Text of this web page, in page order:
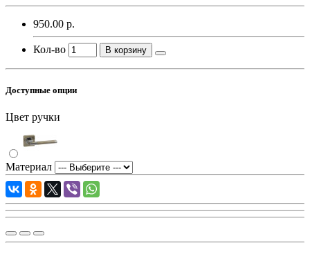
950.00 р.
Кол-во В корзину
Доступные опции
Цвет ручки
Материал